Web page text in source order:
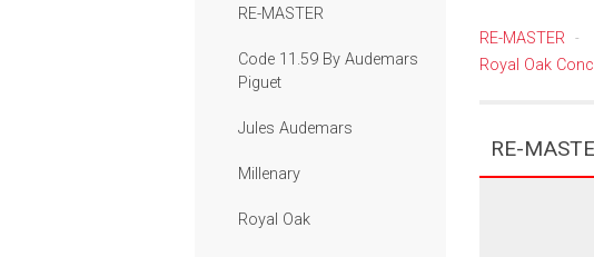
RE-MASTER
Code 11.59 By Audemars
Piguet
Jules Audemars
Millenary
Royal Oak
RE-MASTER -
Royal Oak
RE-